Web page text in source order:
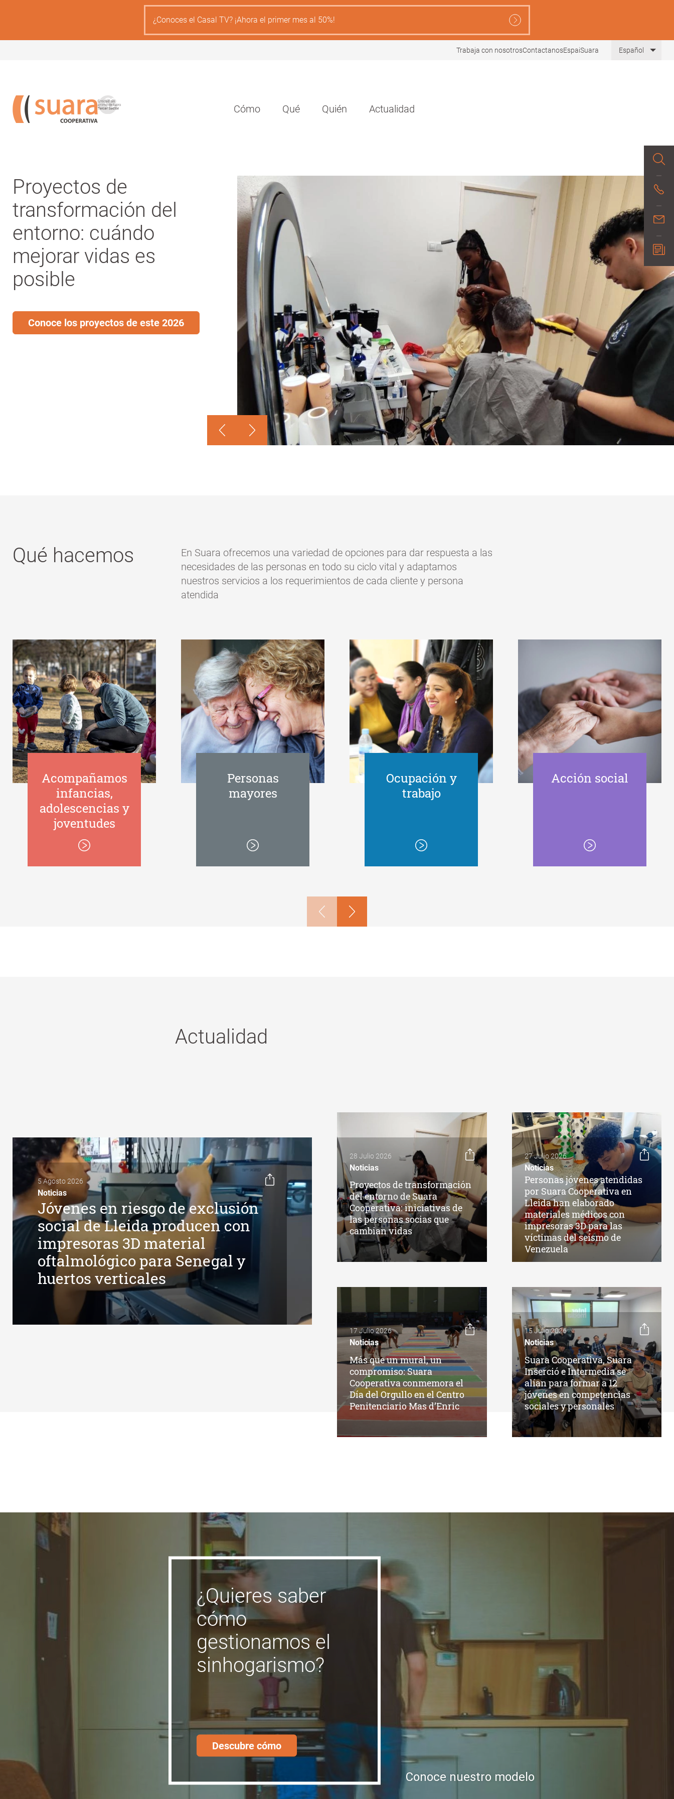
principal
¿Conoces el Casal TV? ¡Ahora el primer mes al 50%!
Trabaja con nosotrosContactanosEspaiSuara Español
Navegación
Cómo Qué Quién Actualidad
Suara
cooperativa,
entidad
del
tercer
sector
Proyectos de
transformación del
entorno: cuándo
mejorar vidas es
posible
Conoce los proyectos de este 2026
Qué hacemos
En Suara ofrecemos una variedad de opciones para dar respuesta a las
necesidades de las personas en todo su ciclo vital y adaptamos
nuestros servicios a los requerimientos de cada cliente y persona
atendida
Acompañamos
infancias,
adolescencias y
joventudes
Personas
mayores
Ocupación y
trabajo
Acción social
Actualidad
5 Agosto 2026
Noticias
Jóvenes en riesgo de exclusión
social de Lleida producen con
impresoras 3D material
oftalmológico para Senegal y
huertos verticales
28 Julio 2026
Noticias
Proyectos de transformación
del entorno de Suara
Cooperativa: iniciativas de
las personas socias que
cambian vidas
27 Julio 2026
Noticias
Personas jóvenes atendidas
por Suara Cooperativa en
Lleida han elaborado
materiales médicos con
impresoras 3D para las
víctimas del seísmo de
Venezuela
17 Julio 2026
Noticias
Más que un mural, un
compromiso: Suara
Cooperativa conmemora el
Día del Orgullo en el Centro
Penitenciario Mas d’Enric
15 Julio 2026
Noticias
Suara Cooperativa, Suara
Inserció e Intermedia se
alían para formar a 12
jóvenes en competencias
sociales y personales
¿Quieres saber
cómo
gestionamos el
sinhogarismo?
Descubre cómo
Conoce nuestro modelo